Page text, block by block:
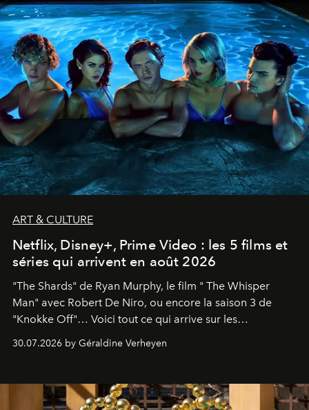
ART & CULTURE
Netflix, Disney+, Prime Video : les 5 films et
séries qui arrivent en août 2026
"The Shards" de Ryan Murphy, le film " The Whisper
Man" avec Robert De Niro, ou encore la saison 3 de
"Knokke Off"… Voici tout ce qui arrive sur les
30.07.2026 by Géraldine Verheyen